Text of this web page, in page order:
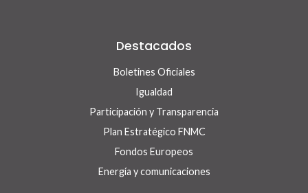
Destacados
Boletines Oficiales
Igualdad
Participación y Transparencia
Plan Estratégico FNMC
Fondos Europeos
Energía y comunicaciones